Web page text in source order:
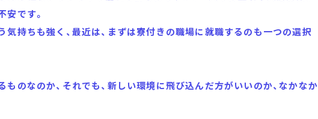
安です。
気持ちも強く、最近は、まずは寮付きの職場に就職するのも一つの選択
のなのか、それでも、新しい環境に飛び込んだ方がいいのか、なかなか